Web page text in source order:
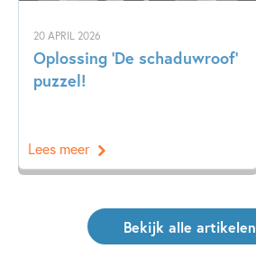
20 APRIL 2026
Oplossing ‘De schaduwroof’
puzzel!
Lees meer
Bekijk alle artikelen